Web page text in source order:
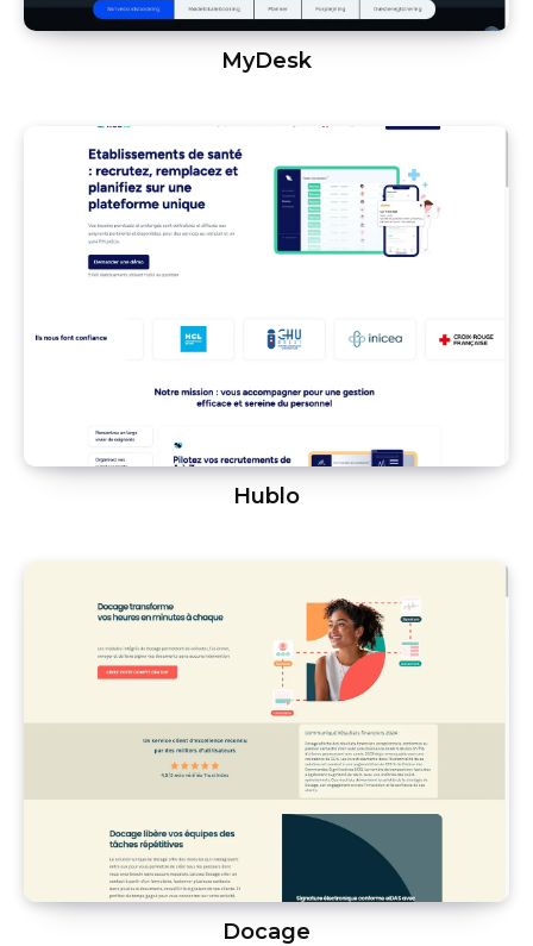
MyDesk
Hublo
Docage